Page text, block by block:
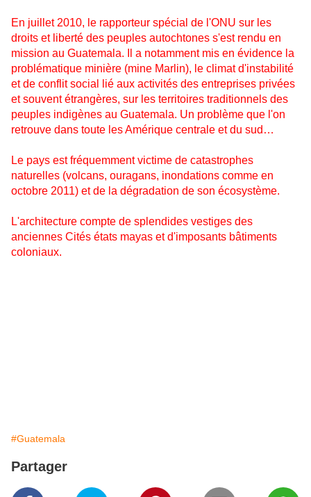
En juillet 2010, le rapporteur spécial de l'ONU sur les
droits et liberté des peuples autochtones s'est rendu en
mission au Guatemala. Il a notamment mis en évidence la
problématique minière (mine Marlin), le climat d'instabilité
et de conflit social lié aux activités des entreprises privées
et souvent étrangères, sur les territoires traditionnels des
peuples indigènes au Guatemala. Un problème que l'on
retrouve dans toute les Amérique centrale et du sud…
Le pays est fréquemment victime de catastrophes
naturelles (volcans, ouragans, inondations comme en
octobre 2011) et de la dégradation de son écosystème.
L'architecture compte de splendides vestiges des
anciennes Cités états mayas et d'imposants bâtiments
coloniaux.
#Guatemala
Partager